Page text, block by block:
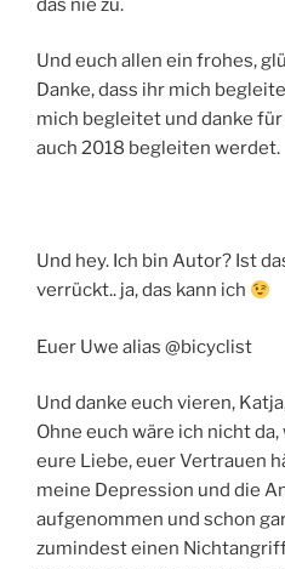
das nie zu.
Und euch allen ein frohes,
Danke, dass ihr mich
mich begleitet und danke
auch 2018 begleiten werdet.
Und hey. Ich bin Autor? Ist
verrückt.. ja, das kann ich
Euer Uwe alias @bicyclist
Und danke euch vieren,
Ohne euch wäre ich nicht
eure Liebe, euer Vertrauen
meine Depression und die
aufgenommen und schon
zumindest einen